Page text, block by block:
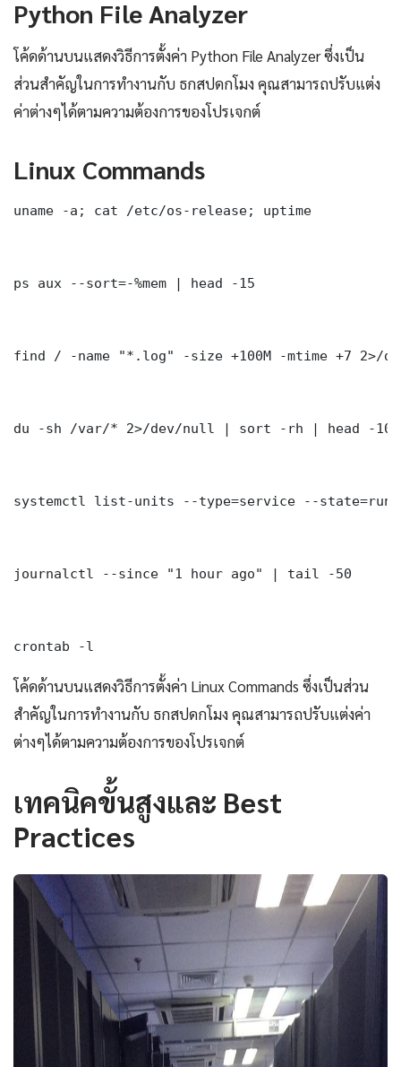
Python File Analyzer
โค้ดด้านบนแสดงวิธีการตั้งค่า Python File Analyzer ซึ่งเป็น
ส่วนสำคัญในการทำงานกับ ธกสปดกโมง คุณสามารถปรับแต่ง
ค่าต่างๆได้ตามความต้องการของโปรเจกต์
Linux Commands
uname -a; cat /etc/os-release; uptime
ps aux --sort=-%mem | head -15
find / -name "*.log" -size +100M -mtime +7 2>/
du -sh /var/* 2>/dev/null | sort -rh | head -10
systemctl list-units --type=service --
journalctl --since "1 hour ago" | tail -50
crontab -l
โค้ดด้านบนแสดงวิธีการตั้งค่า Linux Commands ซึ่งเป็นส่วน
สำคัญในการทำงานกับ ธกสปดกโมง คุณสามารถปรับแต่งค่า
ต่างๆได้ตามความต้องการของโปรเจกต์
เทคนิคขั้นสูงและ Best
Practices